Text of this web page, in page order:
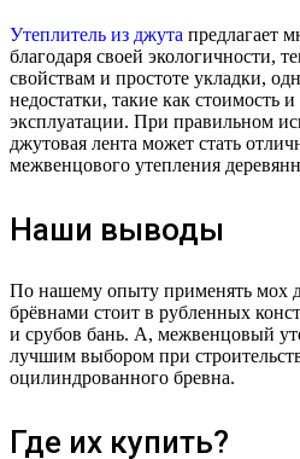
Утеплитель из джута предлагает
благодаря своей экологичности,
свойствам и простоте укладки,
недостатки, такие как стоимость
эксплуатации. При правильном
джутовая лента может стать
межвенцового утепления
Наши выводы
По нашему опыту применять мох
брёвнами стоит в рубленных
и срубов бань. А, межвенцовый
лучшим выбором при
оцилиндрованного бревна.
Где их купить?